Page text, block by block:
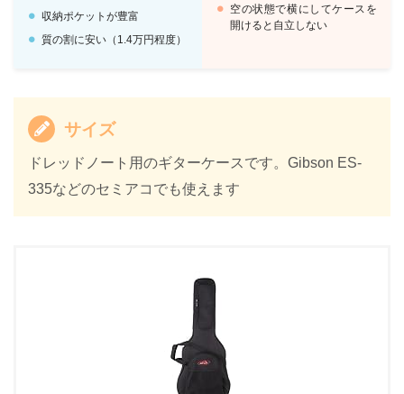
収納ポケットが豊富
質の割に安い（1.4万円程度）
空の状態で横にしてケースを
開けると自立しない
サイズ
ドレッドノート用のギターケースです。Gibson ES-
335などのセミアコでも使えます